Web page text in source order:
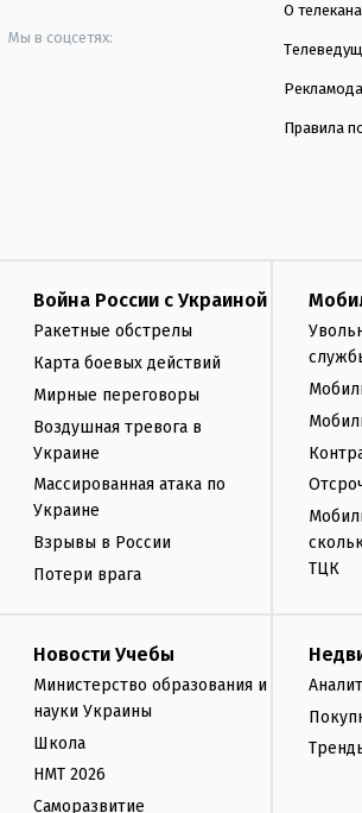
Мы в соцсетях:
О
Правила
Война России с Украиной
Ракетные обстрелы
Карта боевых действий
Мирные переговоры
Воздушная тревога в
Украине
Массированная атака по
Украине
Взрывы в России
Потери врага
ТЦК
Новости Учебы
Министерство образования и
науки Украины
Школа
НМТ 2026
Саморазвитие